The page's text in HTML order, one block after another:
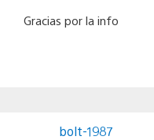
Gracias por la info
bolt-1987